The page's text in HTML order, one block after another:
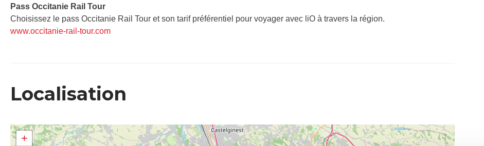
Pass Occitanie Rail Tour​
Choisissez le pass Occitanie Rail Tour et son tarif préférentiel pour voyager avec liO à travers la région.
www.occitanie-rail-tour.com
Localisation
+